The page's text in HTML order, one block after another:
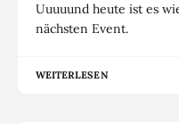
Uuuuund heute ist es
nächsten Event.
WEITERLESEN